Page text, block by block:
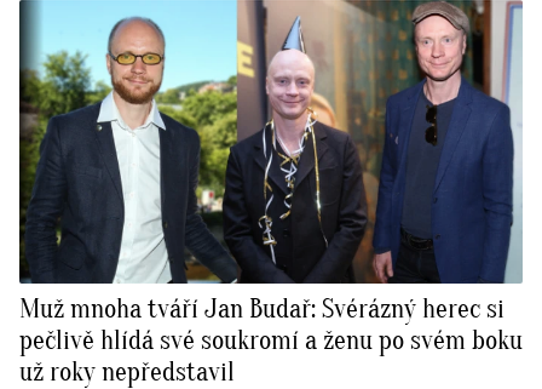
Muž mnoha tváří Jan Budař: Svérázný herec si
pečlivě hlídá své soukromí a ženu po svém boku
už roky nepředstavil